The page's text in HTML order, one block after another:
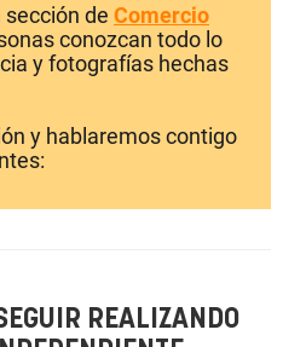
sección de Comercio
conozcan todo lo
y fotografías hechas
y hablaremos contigo
REALIZANDO